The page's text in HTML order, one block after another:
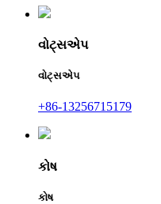
વોટ્સએપ
વોટ્સએપ
+86-13256715179
કોષ
કોષ